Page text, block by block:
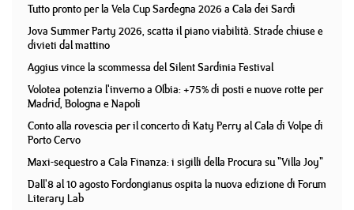
Tutto pronto per la Vela Cup Sardegna 2026 a Cala dei Sardi
Jova Summer Party 2026, scatta il piano viabilità. Strade chiuse e
divieti dal mattino
Aggius vince la scommessa del Silent Sardinia Festival
Volotea potenzia l'inverno a Olbia: +75% di posti e nuove rotte per
Madrid, Bologna e Napoli
Conto alla rovescia per il concerto di Katy Perry al Cala di Volpe di
Porto Cervo
Maxi-sequestro a Cala Finanza: i sigilli della Procura su "Villa Joy"
Dall'8 al 10 agosto Fordongianus ospita la nuova edizione di Forum
Literary Lab